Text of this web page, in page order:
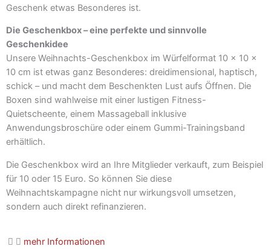
Geschenk etwas Besonderes ist.
Die Geschenkbox – eine perfekte und sinnvolle
Geschenkidee
Unsere Weihnachts-Geschenkbox im Würfelformat 10 × 10 ×
10 cm ist etwas ganz Besonderes: dreidimensional, haptisch,
schick – und macht dem Beschenkten Lust aufs Öffnen. Die
Boxen sind wahlweise mit einer lustigen Fitness-
Quietscheente, einem Massageball inklusive
Anwendungsbroschüre oder einem Gummi-Trainingsband
erhältlich.
Die Geschenkbox wird an Ihre Mitglieder verkauft, zum Beispiel
für 10 oder 15 Euro. So können Sie diese
Weihnachtskampagne nicht nur wirkungsvoll umsetzen,
sondern auch direkt refinanzieren.
mehr Informationen